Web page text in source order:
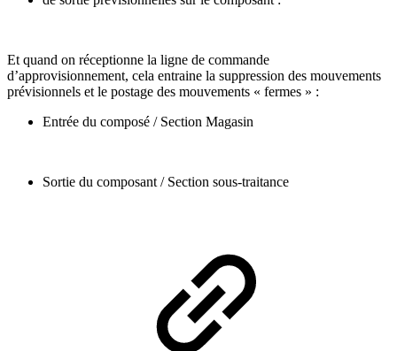
Et quand on réceptionne la ligne de commande
d’approvisionnement, cela entraine la suppression des mouvements
prévisionnels et le postage des mouvements « fermes » :
Entrée du composé / Section Magasin
Sortie du composant / Section sous-traitance